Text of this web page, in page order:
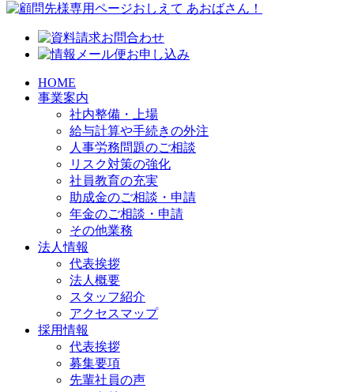
HOME
事業案内
社内整備・上場
給与計算や手続きの外注
人事労務問題のご相談
リスク対策の強化
社員教育の充実
助成金のご相談・申請
年金のご相談・申請
その他業務
法人情報
代表挨拶
法人概要
スタッフ紹介
アクセスマップ
採用情報
代表挨拶
募集要項
先輩社員の声